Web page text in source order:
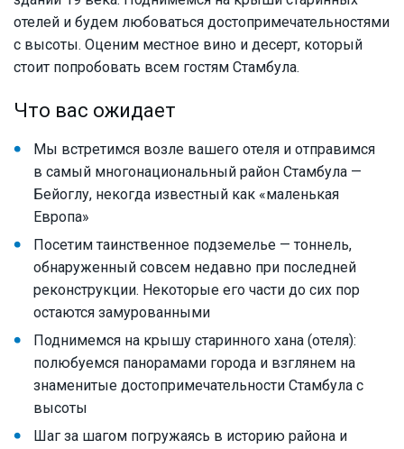
отелей и будем любоваться достопримечательностями
с высоты. Оценим местное вино и десерт, который
стоит попробовать всем гостям Стамбула.
Что вас ожидает
Мы встретимся возле вашего отеля и отправимся
в самый многонациональный район Стамбула —
Бейоглу, некогда известный как «маленькая
Европа»
Посетим таинственное подземелье — тоннель,
обнаруженный совсем недавно при последней
реконструкции. Некоторые его части до сих пор
остаются замурованными
Поднимемся на крышу старинного хана (отеля):
полюбуемся панорамами города и взглянем на
знаменитые достопримечательности Стамбула с
высоты
Шаг за шагом погружаясь в историю района и